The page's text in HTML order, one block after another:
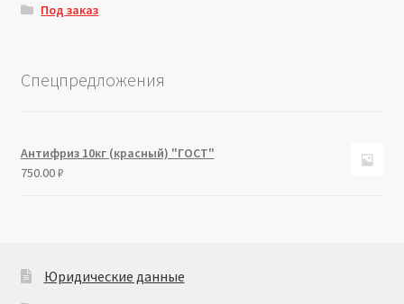
Под заказ
Спецпредложения
Антифриз 10кг (красный) "ГОСТ"
750.00₽
Юридические данные